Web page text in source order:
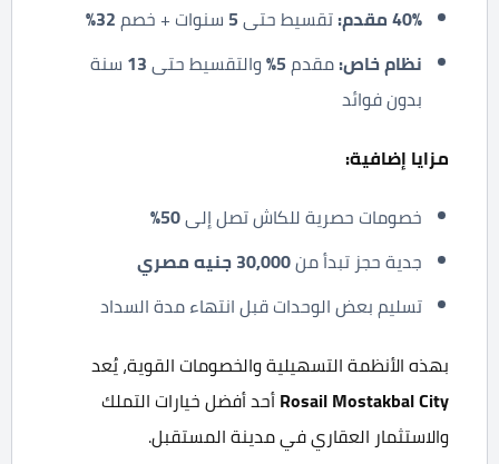
40%مقدم:تقسيط حتى سنوات + خصم32%
نظام خاص:مقدم5% والتقسيط حتى13 سنة
بدون فوائد
مزايا إضافية:
خصومات حصرية للكاش تصل إلى50%
جدية حجز تبدأ من30,000جنيه مصري
تسليم بعض الوحدات قبل انتهاء مدة السداد
بهذه الأنظمة التسهيلية والخصومات القوية، يُعد
Rosail Mostakbal Cityأحد أفضل خيارات التملك
والاستثمار العقاري في مدينة المستقبل.